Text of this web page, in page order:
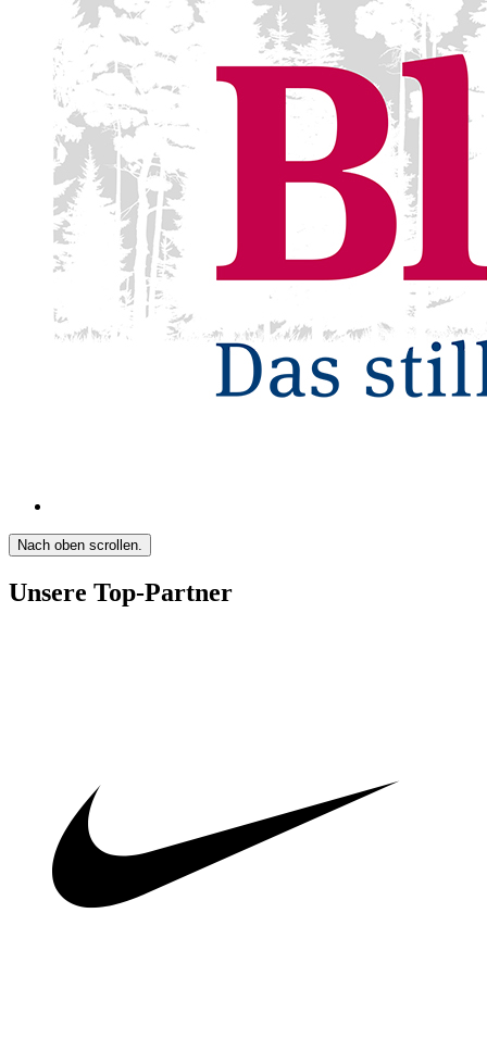
Nach oben scrollen.
Unsere Top-Partner